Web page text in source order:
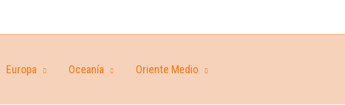
Europa Oceanía Oriente Medio